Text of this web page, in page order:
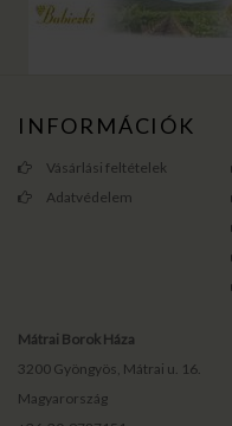
INFORMÁCIÓK
Vásárlási feltételek
Adatvédelem
Mátrai Borok Háza
3200 Gyöngyös, Mátrai u. 16.
Magyarország